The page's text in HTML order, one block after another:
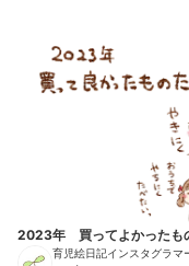
2023年 買ってよかったも
育児絵日記インスタグラマ